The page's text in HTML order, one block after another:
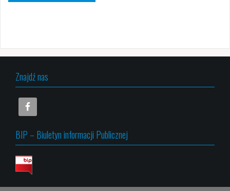
Znajdź nas
BIP – Biuletyn informacji Publicznej